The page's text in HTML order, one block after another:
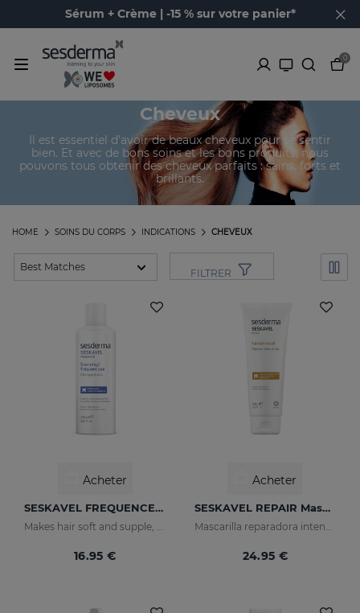
Sérum + Crème | -15 % sur votre panier*
0
Cheveux
Il est essentiel d’avoir de beaux cheveux pour se sentir
bien. Et avec de bons soins et les bons produits, nous
pouvons tous obtenir des cheveux parfaits : sains, forts et
brillants.
CHEVEUX
INDICATIONS
SOINS DU CORPS
HOME
FILTRER
Acheter
SESKAVEL FREQUENCE Shampooing Fréquence
Makes hair soft and supple, protecting it from oxidative damage and external agents.
16.95 €
Acheter
SESKAVEL REPAIR Masque Kératine
Mascarilla reparadora intensiva que reconstruye, nutre el cabello y evita el encrespamiento.
24.95 €